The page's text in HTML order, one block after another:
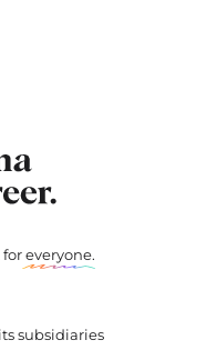
foreveryone.
subsidiaries